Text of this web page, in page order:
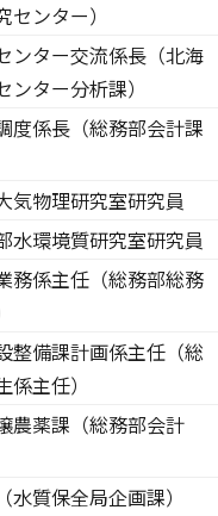
センター）
ンター交流係長（北海
ター分析課）
度係長（総務部会計課
気物理研究室研究員
水環境質研究室研究員
務係主任（総務部総務
整備課計画係主任（総
主任）
農薬課（総務部会計
質保全局企画課）